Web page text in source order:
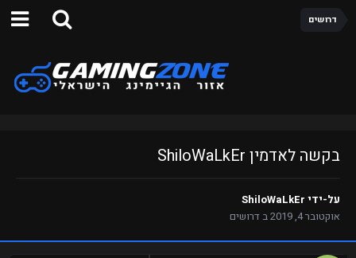
דרושים
בקשה לאדמין ShiloWaLkEr
על-ידי ShiloWaLkEr
אוקטובר 4, 2019
בדרושים